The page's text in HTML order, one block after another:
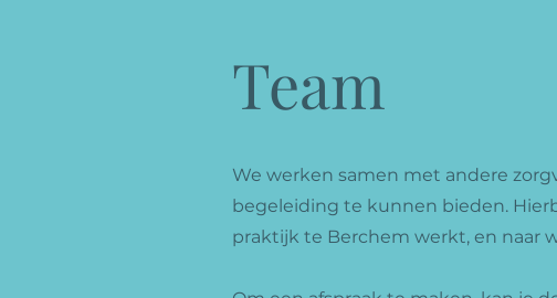
Team
We werken samen met andere
begeleiding te kunnen bieden.
praktijk te Berchem werkt, en naar